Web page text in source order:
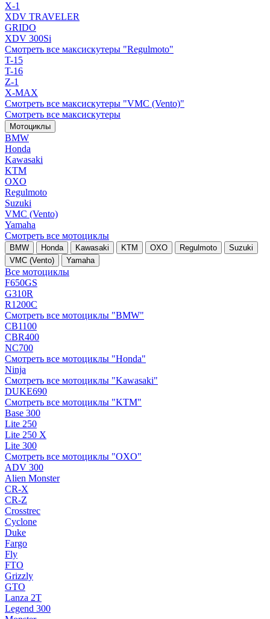
X-1
XDV TRAVELER
GRIDO
XDV 300Si
Смотреть все максискутеры "Regulmoto"
T-15
T-16
Z-1
X-MAX
Смотреть все максискутеры "VMC (Vento)"
Смотреть все максискутеры
Мотоциклы
BMW
Honda
Kawasaki
KTM
OXO
Regulmoto
Suzuki
VMC (Vento)
Yamaha
Смотреть все мотоциклы
BMW Honda Kawasaki KTM OXO Regulmoto
Suzuki
VMC (Vento)
Yamaha
Все мотоциклы
F650GS
G310R
R1200C
Смотреть все мотоциклы "BMW"
CB1100
CBR400
NC700
Смотреть все мотоциклы "Honda"
Ninja
Смотреть все мотоциклы "Kawasaki"
DUKE690
Смотреть все мотоциклы "KTM"
Base 300
Lite 250
Lite 250 X
Lite 300
Смотреть все мотоциклы "OXO"
ADV 300
Alien Monster
CR-X
CR-Z
Crosstrec
Cyclone
Duke
Fargo
Fly
FTO
Grizzly
GTO
Lanza 2T
Legend 300